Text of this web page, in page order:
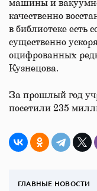
машины и
качественно
в библиотеке есть
существенно
оцифрованных
Кузнецова.
За прошлый год
посетили 235
ГЛАВНЫЕ НОВОСТИ